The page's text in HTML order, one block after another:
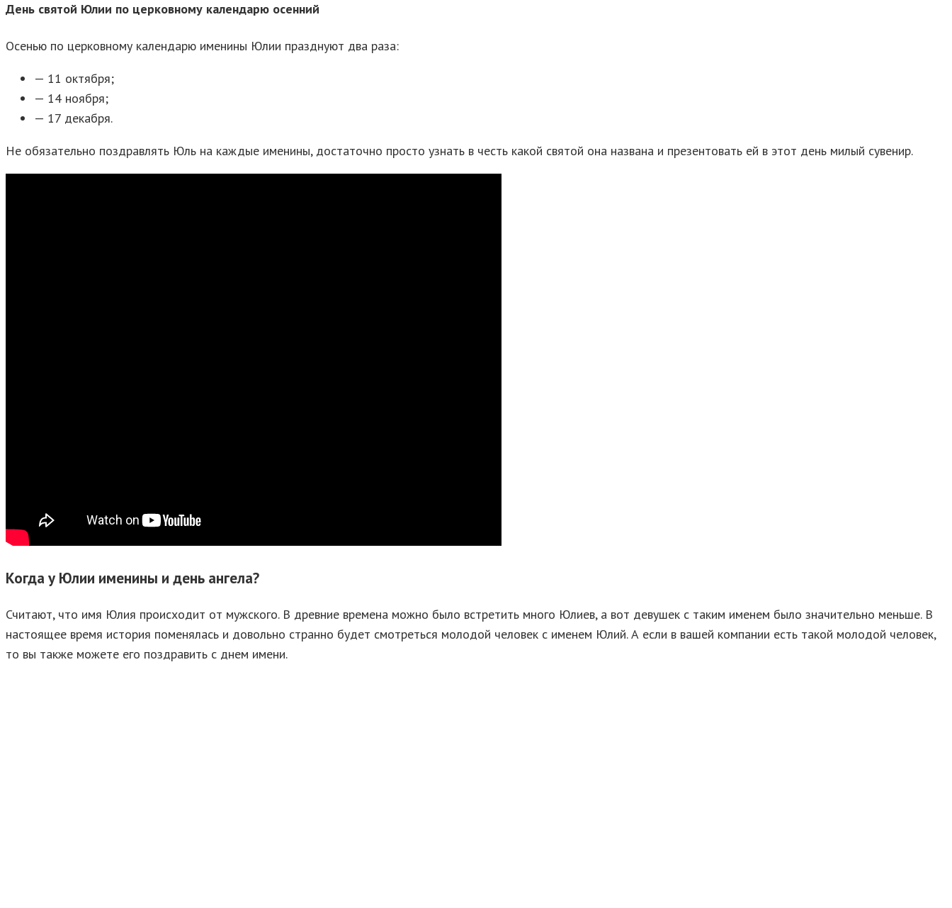
День святой Юлии по церковному календарю осенний
Осенью по церковному календарю именины Юлии празднуют два раза:
— 11 октября;
— 14 ноября;
— 17 декабря.
Не обязательно поздравлять Юль на каждые именины, достаточно просто узнать в честь какой святой она названа и презентовать ей в этот день милый сувенир.
Когда у Юлии именины и день ангела?
Считают, что имя Юлия происходит от мужского. В древние времена можно было встретить много Юлиев, а вот девушек с таким именем было значительно меньше. В
настоящее время история поменялась и довольно странно будет смотреться молодой человек с именем Юлий. А если в вашей компании есть такой молодой человек,
то вы также можете его поздравить с днем имени.